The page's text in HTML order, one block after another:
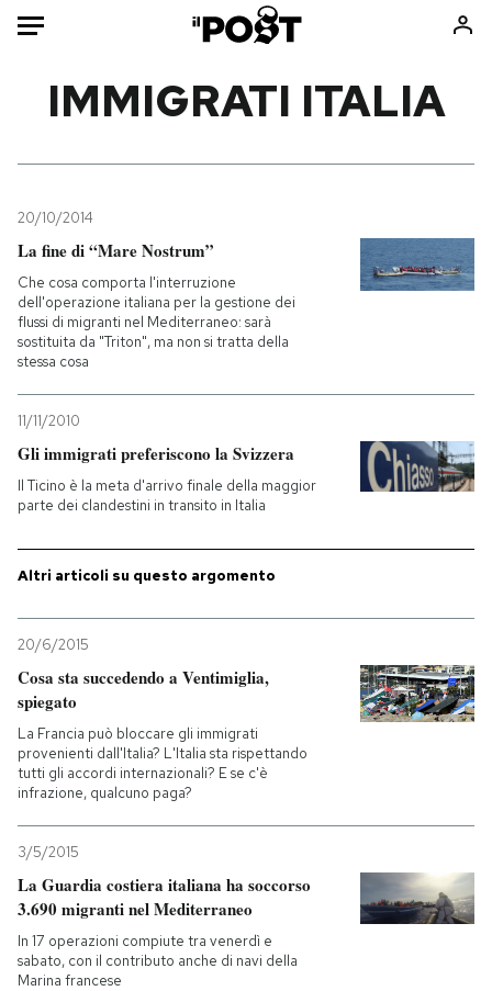
Mondo
Politica
Tecnologia
Internet
Scienza
Ok Boomer!
Media
Mondiali calcio 2026
I MIEI PREFERITI
SHOP
CALENDARIO
AREA PERSONALE
Entra
IMMIGRATI ITALIA
20/10/2014
La fine di “Mare Nostrum”
Che cosa comporta l'interruzione
dell'operazione italiana per la gestione dei
flussi di migranti nel Mediterraneo: sarà
sostituita da "Triton", ma non si tratta della
stessa cosa
11/11/2010
Gli immigrati preferiscono la Svizzera
Il Ticino è la meta d'arrivo finale della maggior
parte dei clandestini in transito in Italia
Altri articoli su questo argomento
20/6/2015
Cosa sta succedendo a Ventimiglia,
spiegato
La Francia può bloccare gli immigrati
provenienti dall'Italia? L'Italia sta rispettando
tutti gli accordi internazionali? E se c'è
infrazione, qualcuno paga?
3/5/2015
La Guardia costiera italiana ha soccorso
3.690 migranti nel Mediterraneo
In 17 operazioni compiute tra venerdì e
sabato, con il contributo anche di navi della
Marina francese